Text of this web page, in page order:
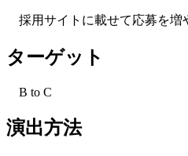
採用サイトに載せて応募を増
ターゲット
B to C
演出方法